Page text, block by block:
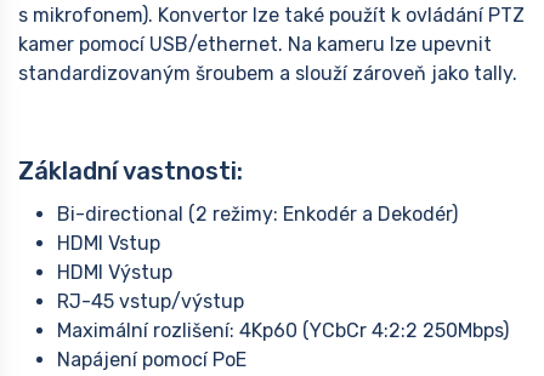
s mikrofonem). Konvertor lze také použít k ovládání PTZ
kamer pomocí USB/ethernet. Na kameru lze upevnit
standardizovaným šroubem a slouží zároveň jako tally.
Základní vastnosti:
Bi-directional (2 režimy: Enkodér a Dekodér)
HDMI Vstup
HDMI Výstup
RJ-45 vstup/výstup
Maximální rozlišení: 4Kp60 (YCbCr 4:2:2 250Mbps)
Napájení pomocí PoE